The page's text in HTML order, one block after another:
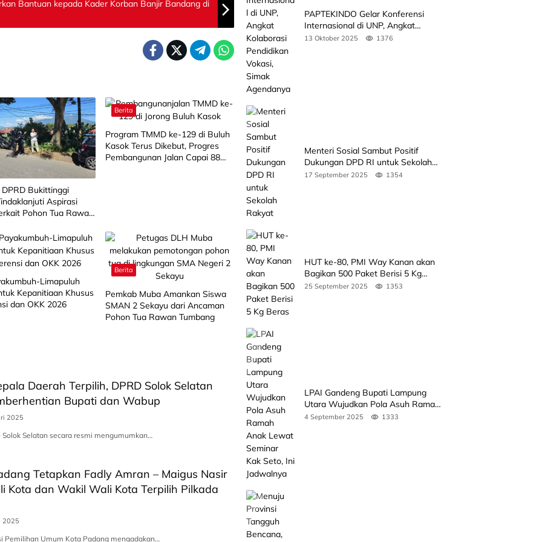
Bantuan kepada Kader Korban Banjir Bandang di
Bukittinggi
Aspirasi
Pohon Tua Rawan
Berita
Program TMMD ke-129 di Buluh
Kasok Terus Dikebut, Progres
Pembangunan Jalan Capai 88
Limapuluh
Kepanitiaan Khusus
dan OKK 2026
Berita
Pemkab Muba Amankan Siswa
SMAN 2 Sekayu dari Ancaman
Pohon Tua Rawan Tumbang
Daerah Terpilih, DPRD Solok Selatan
Bupati dan Wabup
2025
Solok Selatan secara resmi mengumumkan…
Tetapkan Fadly Amran – Maigus Nasir
Kota dan Wakil Wali Kota Terpilih Pilkada
2025
Pemilihan Umum Kota Padang mengadakan…
PAPTEKINDO Gelar Konferensi
Internasional di UNP, Angkat
Kolaborasi Pendidikan Vokasi,
13 Oktober 2025 1376
Menteri Sosial Sambut Positif
Dukungan DPD RI untuk Sekolah
Rakyat
17 September 2025 1354
HUT ke-80, PMI Way Kanan akan
Bagikan 500 Paket Berisi 5 Kg
Beras
25 September 2025 1353
LPAI Gandeng Bupati Lampung
Utara Wujudkan Pola Asuh Ramah
Anak Lewat Seminar Kak Seto, Ini
4 September 2025 1333